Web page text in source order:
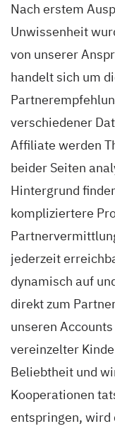
Nach erstem
Unwissenheit
von unserer
handelt sich um
verschiedener
Affiliate werden
beider Seiten
Hintergrund
kompliziertere
jederzeit
dynamisch auf
direkt zum
unseren
vereinzelter
Beliebtheit und
Kooperationen
entspringen, wird